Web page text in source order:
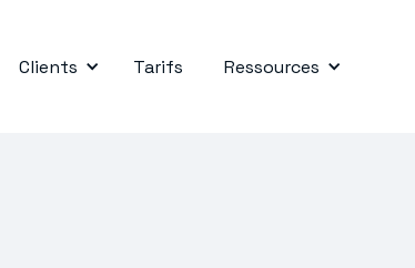
Clients Tarifs Ressources